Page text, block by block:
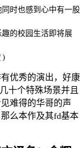
时也感到心中有一股
的校园生活即将展
)
优秀的演出，好康
十个特殊场景并且
难得的华哥的声
么本作及其fd基本